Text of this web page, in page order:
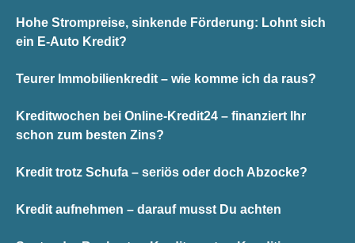
Hohe Strompreise, sinkende Förderung: Lohnt sich
ein E-Auto Kredit?
Teurer Immobilienkredit – wie komme ich da raus?
Kreditwochen bei Online-Kredit24 – finanziert Ihr
schon zum besten Zins?
Kredit trotz Schufa – seriös oder doch Abzocke?
Kredit aufnehmen – darauf musst Du achten